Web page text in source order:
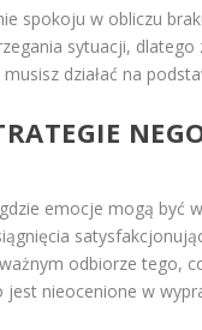
spokoju w obliczu
sytuacji,
działać na
emocje mogą być
odbiorze tego,
nieocenione w